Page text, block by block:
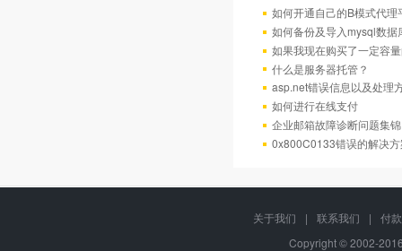
如何开通自己的B模式代理
如何备份及导入mysql数据
如果我现在购买了一定容
什么是服务器托管？
asp.net错误信息以及处理
如何进行在线支付
企业邮箱故障诊断问题集锦
0x800C0133错误的解决
关于我们 | 联系我们 |
付
Copyright © 2002-